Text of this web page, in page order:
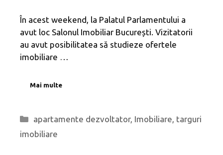
În acest weekend, la Palatul Parlamentului a
avut loc Salonul Imobiliar București. Vizitatorii
au avut posibilitatea să studieze ofertele
imobiliare …
Mai multe
Categorii
apartamente dezvoltator, Imobiliare, targuri
imobiliare